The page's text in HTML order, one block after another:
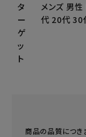
タ
ー
ゲ
ッ
ト
メンズ 男
代 20代 30
商品の品質につき